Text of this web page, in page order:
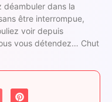
déambuler dans la
être interrompue,
voir depuis
vous détendez… Chut